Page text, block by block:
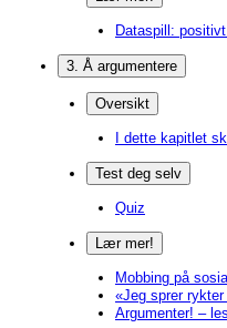
Dataspill:
3. Å argumentere
Oversikt
I dette kapitlet
Test deg selv
Quiz
Lær mer!
Mobbing på
«Jeg sprer
Argumenter! –